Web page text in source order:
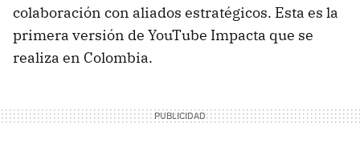
colaboración con aliados estratégicos. Esta es la
primera versión de YouTube Impacta que se
realiza en Colombia.